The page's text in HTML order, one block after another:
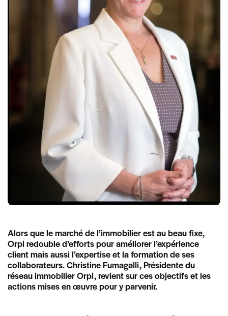
Alors que le marché de l’immobilier est au beau fixe,
Orpi redouble d’efforts pour améliorer l’expérience
client mais aussi l’expertise et la formation de ses
collaborateurs. Christine Fumagalli, Présidente du
réseau immobilier Orpi, revient sur ces objectifs et les
actions mises en œuvre pour y parvenir.